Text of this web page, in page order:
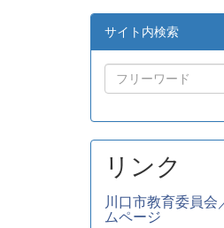
サイト内検索
リンク
川口市教育委員会
ムページ